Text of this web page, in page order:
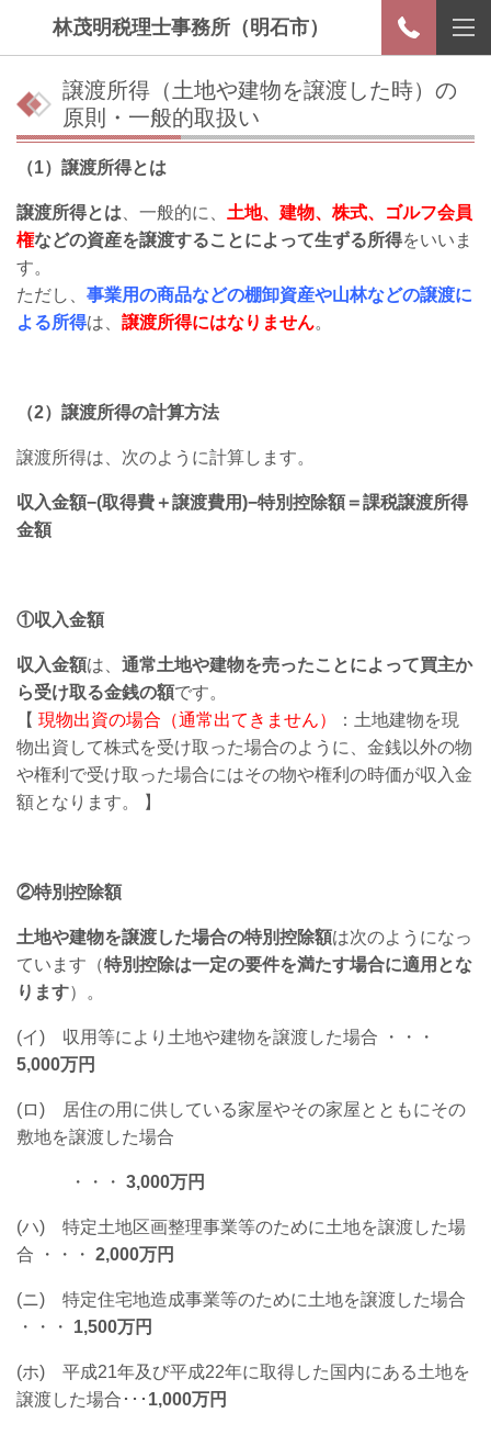
林茂明税理士事務所（明石市）
譲渡所得（土地や建物を譲渡した時）の
原則・一般的取扱い
（1）譲渡所得とは
譲渡所得とは 、一般的に、 土地、建物、株式、ゴルフ会員
権などの資産を譲渡することによって生ずる所得をいいま
す。
ただし、 事業用の商品などの棚卸資産や山林などの譲渡に
よる所得は、 譲渡所得にはなりません。
（2）譲渡所得の計算方法
譲渡所得は、次のように計算します。
収入金額−(取得費＋譲渡費用)−特別控除額＝課税譲渡所得
金額
①収入金額
収入金額は、 通常土地や建物を売ったことによって買主か
ら受け取る金銭の額です。
【 現物出資の場合（通常出てきません）
：土地建物を現
物出資して株式を受け取った場合のように、金銭以外の物
や権利で受け取った場合にはその物や権利の時価が収入金
額となります。 】
②特別控除額
土地や建物を譲渡した場合の特別控除額は次のようになっ
ています（特別控除は一定の要件を満たす場合に適用とな
ります）。
(イ) 収用等により土地や建物を譲渡した場合 ・・・
5,000万円
(ロ) 居住の用に供している家屋やその家屋とともにその
敷地を譲渡した場合
・・・ 3,000万円
(ハ) 特定土地区画整理事業等のために土地を譲渡した場
合 ・・・ 2,000万円
(ニ) 特定住宅地造成事業等のために土地を譲渡した場合
・・・ 1,500万円
(ホ) 平成21年及び平成22年に取得した国内にある土地を
譲渡した場合･･･ 1,000万円